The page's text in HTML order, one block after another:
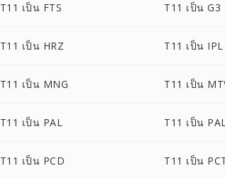
T11 เป็น FTS T11 เป็น G3
T11 เป็น HRZ T11 เป็น IPL
T11 เป็น MNG T11 เป็น
T11 เป็น PAL T11 เป็น
T11 เป็น PCD T11 เป็น